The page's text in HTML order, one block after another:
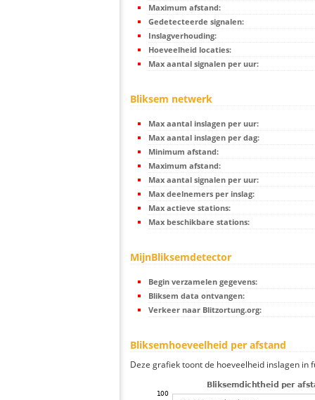
Maximum afstand:
Gedetecteerde signalen:
Inslagverhouding:
Hoeveelheid locaties:
Max aantal signalen per uur:
Bliksem netwerk
Max aantal inslagen per uur:
Max aantal inslagen per dag:
Minimum afstand:
Maximum afstand:
Max aantal signalen per uur:
Max deelnemers per inslag:
Max actieve stations:
Max beschikbare stations:
MijnBliksemdetector
Begin verzamelen gegevens:
Bliksem data ontvangen:
Verkeer naar Blitzortung.org:
Bliksemhoeveelheid per afstand
Deze grafiek toont de hoeveelheid inslagen in